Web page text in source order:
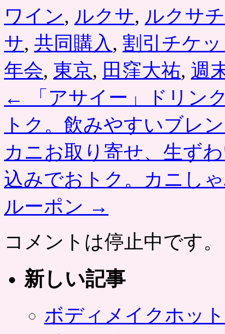
ワイン, ルクサ, ルクサ
サ, 共同購入 , 割引チケ
年会, 東京, 田窪大祐, 週
←
「アサイー」ドリン
トク。飲みやすいブレ
カニお取り寄せ、生ず
込みでおトク。カニし
ルーポン →
コメントは停止中です。
新しい記事
ボディメイクホッ